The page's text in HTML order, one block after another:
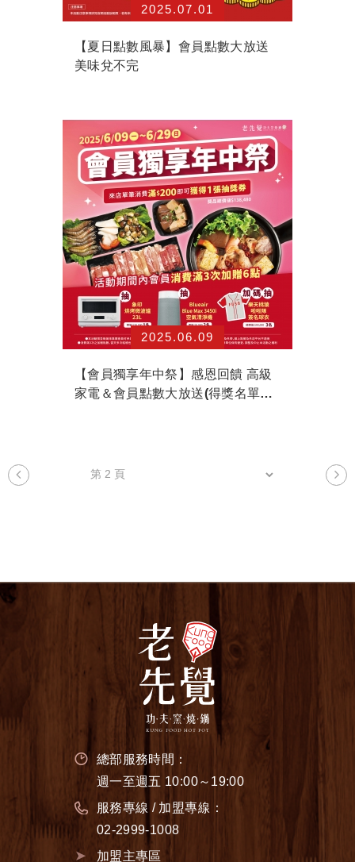
2025.07.01
【夏日點數風暴】會員點數大放送
美味兌不完
2025.06.09
【會員獨享年中祭】感恩回饋 高級
家電＆會員點數大放送(得獎名單已
總部服務時間：
週一至週五 10:00～19:00
服務專線 / 加盟專線：
02-2999-1008
加盟主專區